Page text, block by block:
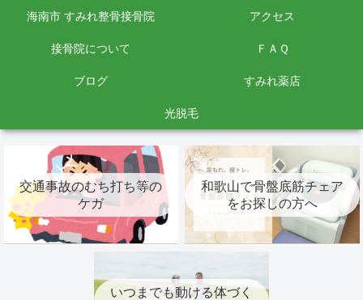
海南市 すみれ整骨接骨院 アクセス
接骨院について ＦＡＱ
ブログ すみれ薬店
光脱毛
交通事故のむち打ち等の
ケガ
和歌山で骨盤底筋チェア
をお探しの方へ
いつまでも動ける体づく